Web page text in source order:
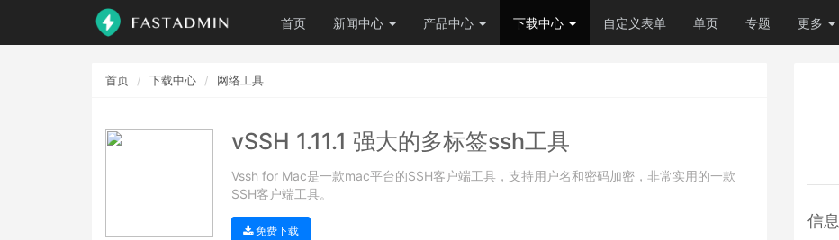
首页 新闻中心 产品中心 下载中心 自定义表单 单页 专题 更多
首页 下载中心 网络工具
vSSH 1.11.1 强大的多标签ssh工具
Vssh for Mac是一款mac平台的SSH客户端工具，支持用户名和密码加密，非常实用的一款
SSH客户端工具。
免费下载
信息